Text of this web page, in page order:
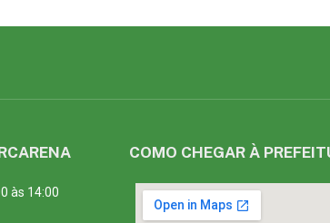
às 14:00
COMO CHEGAR À